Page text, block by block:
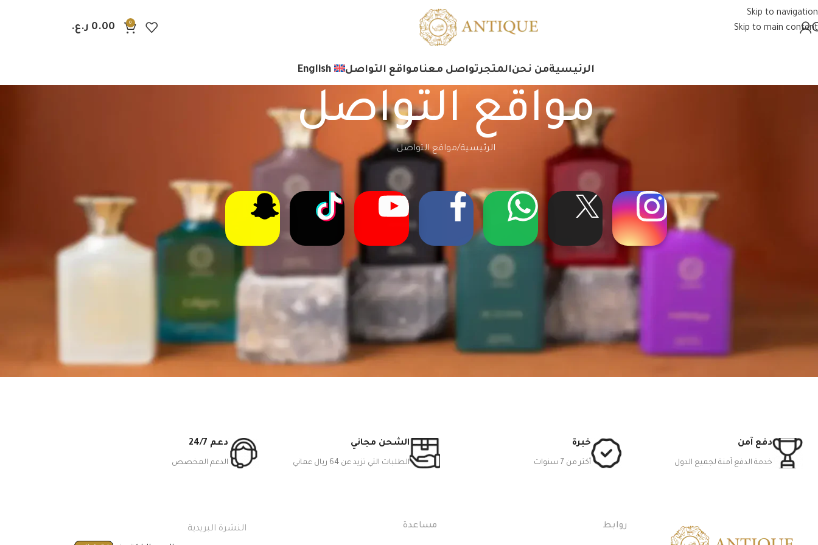
Skip to navigation
Skip to main content
0
0.00 ر.ع.
الرئيسيةمن نحنالمتجرتواصل معنامواقع التواصل English
مواقع التواصل
الرئيسية مواقع التواصل
دفع آمن
خدمة الدفع آمنة لجميع الدول
خبرة
أكثر من 7 سنوات
الشحن مجاني
الطلبات التي تزيد عن 64 ريال عماني
دعم 24/7
الدعم المخصص
روابط مساعدة
النشرة البريدية